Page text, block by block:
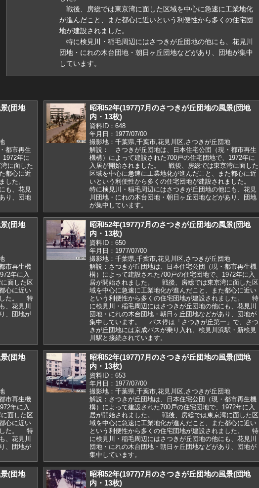
戦後、房総では東京湾に面した区域を中心に急速に工業地化
が進んだこと、また都心に近いという利便性から多くの住宅団
地が建設されました。
特に検見川・稲毛周辺にはさつきが丘団地の他にも、花見川
団地・にれの木台団地・朝日ヶ丘団地などがあり、団地が集中
しています。
(団地
都市再生
1972年に
に面した
都心に近
ました。
も、花見
り、団地
昭和52年(1977)7月のさつきが丘団地の風景(団地
内・13枚)
資料ID：648
年月日：1977/07/00
撮影地：千葉県,千葉市,花見川区,さつきが丘団地
解説： さつきが丘団地は、日本住宅公団（現・都市再生
機構）によって建設された700戸の住宅団地で、1972年に
入居が開始されました。 戦後、房総では東京湾に面した
区域を中心に急速に工業地化が進んだこと、また都心に近
いという利便性から多くの住宅団地が建設されました。
特に検見川・稲毛周辺にはさつきが丘団地の他にも、花見
川団地・にれの木台団地・朝日ヶ丘団地などがあり、団地
が集中しています。
(団地
市再生機
年に入
面した区
心に近い
した。 特
、花見川
、団地が
昭和52年(1977)7月のさつきが丘団地の風景(団地
内・13枚)
資料ID：650
年月日：1977/07/00
撮影地：千葉県,千葉市,花見川区,さつきが丘団地
解説：さつきが丘団地は、日本住宅公団（現・都市再生機
構）によって建設された700戸の住宅団地で、1972年に入
居が開始されました。 戦後、房総では東京湾に面した区
域を中心に急速に工業地化が進んだこと、また都心に近い
という利便性から多くの住宅団地が建設されました。 特
に検見川・稲毛周辺にはさつきが丘団地の他にも、花見川
団地・にれの木台団地・朝日ヶ丘団地などがあり、団地が
集中しています。 バス停は「さつきが丘第一」で、さつ
きが丘団地には京成バスが乗り入れ、検見川浜駅・新検見
川駅と接続されています。
(団地
市再生機
年に入
面した区
心に近い
した。 特
、花見川
、団地が
昭和52年(1977)7月のさつきが丘団地の風景(団地
内・13枚)
資料ID：653
年月日：1977/07/00
撮影地：千葉県,千葉市,花見川区,さつきが丘団地
解説：さつきが丘団地は、日本住宅公団（現・都市再生機
構）によって建設された700戸の住宅団地で、1972年に入
居が開始されました。 戦後、房総では東京湾に面した区
域を中心に急速に工業地化が進んだこと、また都心に近い
という利便性から多くの住宅団地が建設されました。 特
に検見川・稲毛周辺にはさつきが丘団地の他にも、花見川
団地・にれの木台団地・朝日ヶ丘団地などがあり、団地が
集中しています。
(団地
昭和52年(1977)7月のさつきが丘団地の風景(団地
内・13枚)